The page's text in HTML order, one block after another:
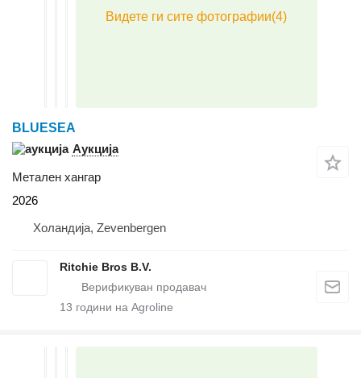
BLUESEA
Аукција
Метален хангар
2026
Холандија, Zevenbergen
Ritchie Bros B.V.
13 години на Agroline